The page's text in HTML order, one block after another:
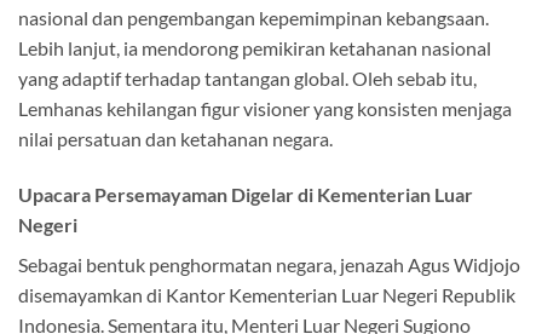
nasional dan pengembangan kepemimpinan kebangsaan.
Lebih lanjut, ia mendorong pemikiran ketahanan nasional
yang adaptif terhadap tantangan global. Oleh sebab itu,
Lemhanas kehilangan figur visioner yang konsisten menjaga
nilai persatuan dan ketahanan negara.
Upacara Persemayaman Digelar di Kementerian Luar
Negeri
Sebagai bentuk penghormatan negara, jenazah Agus Widjojo
disemayamkan di Kantor Kementerian Luar Negeri Republik
Indonesia. Sementara itu, Menteri Luar Negeri Sugiono